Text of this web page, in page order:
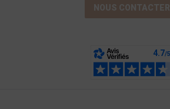
NOUS CONTACTER